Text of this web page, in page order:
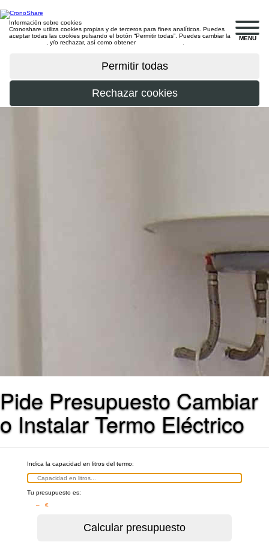
MENU
Información sobre cookies
Cronoshare utiliza cookies propias y de terceros para fines analíticos. Puedes
aceptar todas las cookies pulsando el botón “Permitir todas”. Puedes cambiar la
, y/o rechazar, así como obtener
Pide Presupuesto Cambiar
o Instalar Termo Eléctrico
Indica la capacidad en litros del termo:
Tu presupuesto es:
– €